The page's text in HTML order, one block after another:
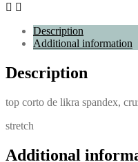
Description
Additional information
Description
top corto de likra spandex,
stretch
Additional